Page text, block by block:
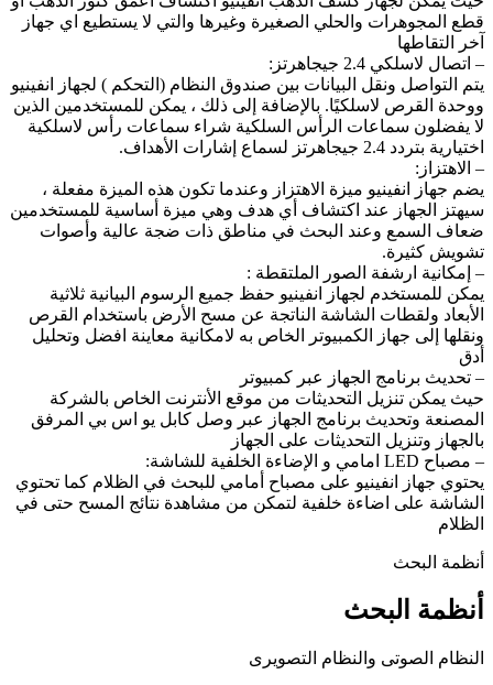
قطع المجوهرات والحلي الصغيرة وغيرها والتي لا يستطيع اي جهاز
آخر التقاطها
– اتصال لاسلكي 2.4 جيجاهرتز:
يتم التواصل ونقل البيانات بين صندوق النظام (التحكم ) لجهاز انفينيو
ووحدة القرص لاسلكيًا. بالإضافة إلى ذلك ، يمكن للمستخدمين الذين
لا يفضلون سماعات الرأس السلكية شراء سماعات رأس لاسلكية
اختيارية بتردد 2.4 جيجاهرتز لسماع إشارات الأهداف.
– الاهتزاز:
يضم جهاز انفينيو ميزة الاهتزاز وعندما تكون هذه الميزة مفعلة ،
سيهتز الجهاز عند اكتشاف أي هدف وهي ميزة أساسية للمستخدمين
ضعاف السمع وعند البحث في مناطق ذات ضجة عالية وأصوات
تشويش كثيرة.
– إمكانية ارشفة الصور الملتقطة :
يمكن للمستخدم لجهاز انفينيو حفظ جميع الرسوم البيانية ثلاثية
الأبعاد ولقطات الشاشة الناتجة عن مسح الأرض باستخدام القرص
ونقلها إلى جهاز الكمبيوتر الخاص به لامكانية معاينة افضل وتحليل
أدق
– تحديث برنامج الجهاز عبر كمبيوتر
حيث يمكن تنزيل التحديثات من موقع الأنترنت الخاص بالشركة
المصنعة وتحديث برنامج الجهاز عبر وصل كابل يو اس بي المرفق
بالجهاز وتنزيل التحديثات على الجهاز
– مصباح LED امامي و الإضاءة الخلفية للشاشة:
يحتوي جهاز انفينيو على مصباح أمامي للبحث في الظلام كما تحتوي
الشاشة على اضاءة خلفية لتمكن من مشاهدة نتائج المسح حتى في
الظلام
أنظمة البحث
أنظمة البحث
النظام الصوتى والنظام التصويرى